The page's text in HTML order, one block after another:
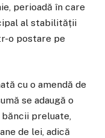
perioadă în care
al stabilității
o postare pe
cu o amendă de
se adaugă o
preluate,
de lei, adică